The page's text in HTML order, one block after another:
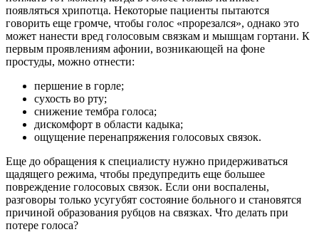
появляться хрипотца. Некоторые пациенты пытаются
говорить еще громче, чтобы голос «прорезался», однако это
может нанести вред голосовым связкам и мышцам гортани. К
первым проявлениям афонии, возникающей на фоне
простуды, можно отнести:
першение в горле;
сухость во рту;
снижение тембра голоса;
дискомфорт в области кадыка;
ощущение перенапряжения голосовых связок.
Еще до обращения к специалисту нужно придерживаться
щадящего режима, чтобы предупредить еще большее
повреждение голосовых связок. Если они воспалены,
разговоры только усугубят состояние больного и становятся
причиной образования рубцов на связках. Что делать при
потере голоса?